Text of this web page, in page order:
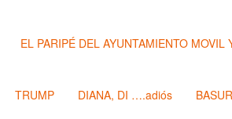
EL PARIPÉ DEL AYUNTAMIENTO
TRUMP DIANA, DI ….adiós